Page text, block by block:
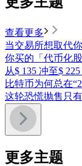
查看更多
当交易所想取代
你买的「代币化
从$ 135 冲至$
比特币为何总在
这轮恐慌抛售只
更多主题